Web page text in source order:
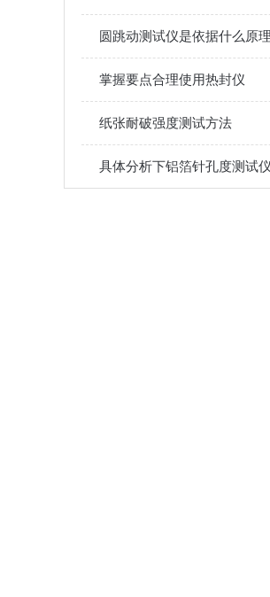
掌握要点合理使用热封仪
纸张耐破强度测试方法